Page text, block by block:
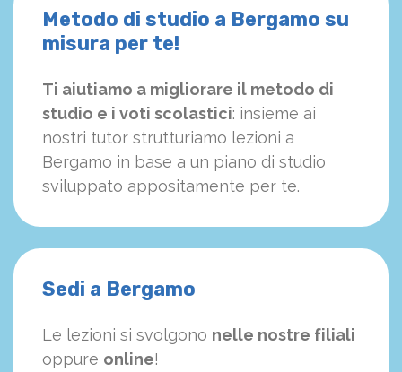
Metodo di studio a Bergamo su
misura per te!
Ti aiutiamo a migliorare il metodo di
studio e i voti scolastici: insieme ai
nostri tutor strutturiamo lezioni a
Bergamo in base a un piano di studio
sviluppato appositamente per te.
Sedi a Bergamo
Le lezioni si svolgono nelle nostre filiali
oppure online!